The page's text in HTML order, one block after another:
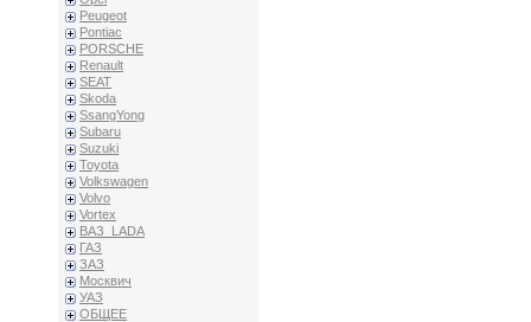
Peugeot
Pontiac
PORSCHE
Renault
SEAT
Skoda
SsangYong
Subaru
Suzuki
Toyota
Volkswagen
Volvo
Vortex
ВАЗ_LADA
ГАЗ
ЗАЗ
Москвич
УАЗ
ОБЩЕЕ